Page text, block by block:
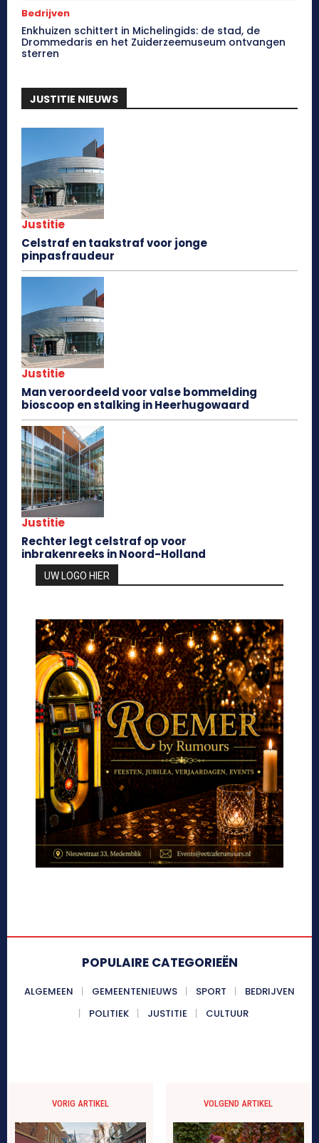
Bedrijven
Enkhuizen schittert in Michelingids: de stad, de
Drommedaris en het Zuiderzeemuseum ontvangen
sterren
JUSTITIE NIEUWS
Justitie
Celstraf en taakstraf voor jonge
pinpasfraudeur
Justitie
Man veroordeeld voor valse bommelding
bioscoop en stalking in Heerhugowaard
Justitie
Rechter legt celstraf op voor
inbrakenreeks in Noord-Holland
UW LOGO HIER
POPULAIRE CATEGORIEËN
ALGEMEEN GEMEENTENIEUWS SPORT
BEDRIJVEN
POLITIEK
JUSTITIE CULTUUR
VORIG ARTIKEL VOLGEND ARTIKEL